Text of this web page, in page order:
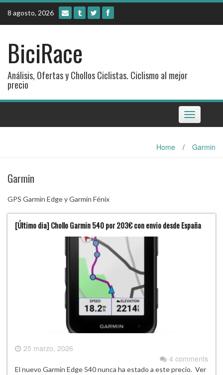
Skip
content
8 agosto, 2026
BiciRace
Análisis, Ofertas y Chollos Ciclistas. Ciclismo al mejor
precio
Toggle
navigation
Home / Garmin
Garmin
GPS Garmin Edge y Garmin Fénix
[Último dia] Chollo Garmin 540 por 203€ con envio desde España
25 marzo, 2026
4 comments
El nuevo Garmin Edge 540 nunca ha estado a este precio. Ver